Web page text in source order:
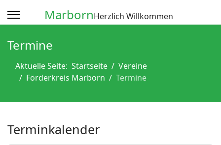
MarbornHerzlich Willkommen
Termine
Aktuelle Seite: Startseite
Vereine
Förderkreis Marborn
Termine
Terminkalender